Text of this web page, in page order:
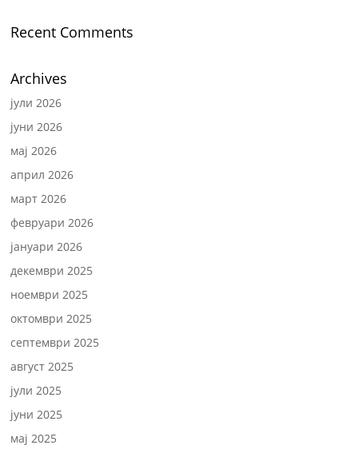
Recent Comments
Archives
јули 2026
јуни 2026
мај 2026
април 2026
март 2026
февруари 2026
јануари 2026
декември 2025
ноември 2025
октомври 2025
септември 2025
август 2025
јули 2025
јуни 2025
мај 2025